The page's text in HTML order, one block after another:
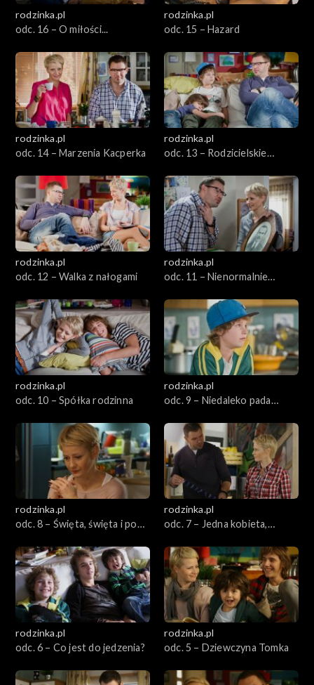
rodzinka.pl
odc. 16 – O miłości...
rodzinka.pl
odc. 15 – Hazard
rodzinka.pl
odc. 14 – Marzenia Kacperka
rodzinka.pl
odc. 13 – Rodzicielskie
rodzinka.pl
odc. 12 – Walka z nałogami
rodzinka.pl
odc. 11 – Nienormalnie
rodzinka.pl
odc. 10 – Spółka rodzinna
rodzinka.pl
odc. 9 – Niedaleko pada
rodzinka.pl
odc. 8 – Święta, święta i po
rodzinka.pl
odc. 7 – Jedna kobieta,
rodzinka.pl
odc. 6 – Co jest do jedzenia?
rodzinka.pl
odc. 5 – Dziewczyna Tomka